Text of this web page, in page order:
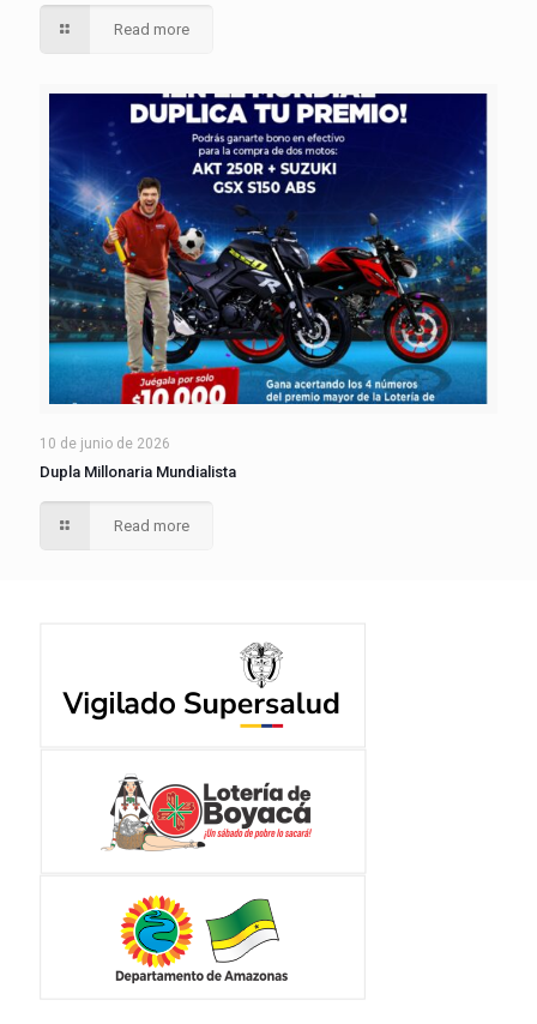
Read more
10 de junio de 2026
Dupla Millonaria Mundialista
Read more